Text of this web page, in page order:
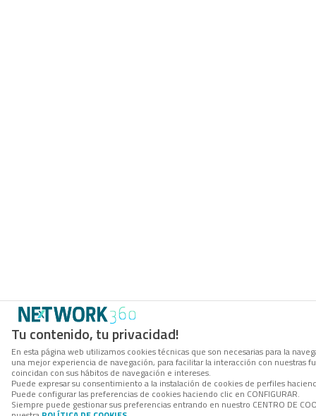
Tu contenido, tu privacidad!
En esta página web utilizamos cookies técnicas que son necesarias para la
una mejor experiencia de navegación, para facilitar la interacción con
coincidan con sus hábitos de navegación e intereses.
Puede expresar su consentimiento a la instalación de cookies de perfiles
Puede configurar las preferencias de cookies haciendo clic en CONFIGURAR.
Siempre puede gestionar sus preferencias entrando en nuestro CENTRO DE